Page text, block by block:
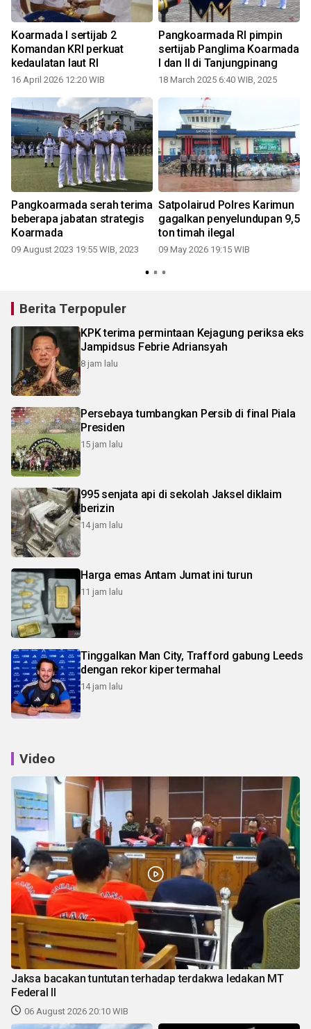
Koarmada I sertijab 2
Komandan KRI perkuat
kedaulatan laut RI
16 April 2026 12:20 WIB
Pangkoarmada RI pimpin
sertijab Panglima Koarmada
I dan II di Tanjungpinang
18 March 2025 6:40 WIB, 2025
Pangkoarmada serah terima
beberapa jabatan strategis
Koarmada
09 August 2023 19:55 WIB, 2023
Satpolairud Polres Karimun
gagalkan penyelundupan 9,5
ton timah ilegal
09 May 2026 19:15 WIB
Berita Terpopuler
KPK terima permintaan Kejagung periksa eks
Jampidsus Febrie Adriansyah
8 jam lalu
Persebaya tumbangkan Persib di final Piala
Presiden
15 jam lalu
995 senjata api di sekolah Jaksel diklaim
berizin
14 jam lalu
Harga emas Antam Jumat ini turun
11 jam lalu
Tinggalkan Man City, Trafford gabung Leeds
dengan rekor kiper termahal
14 jam lalu
Video
Jaksa bacakan tuntutan terhadap terdakwa ledakan MT
Federal II
06 August 2026 20:10 WIB